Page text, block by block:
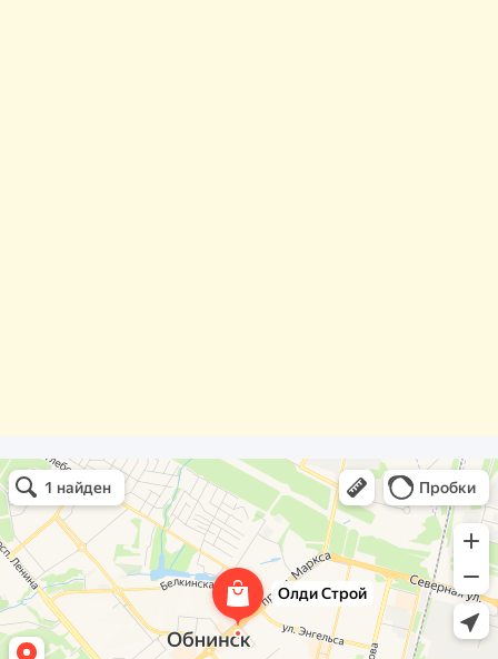
Олди Строй
Фасады и фасадные системы в Обнинске
Оргстекло, поликарбонат в Обнинске